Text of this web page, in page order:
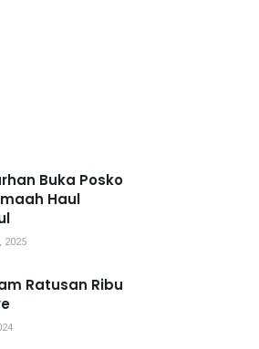
Buka Posko
Haul
2025
Ratusan Ribu